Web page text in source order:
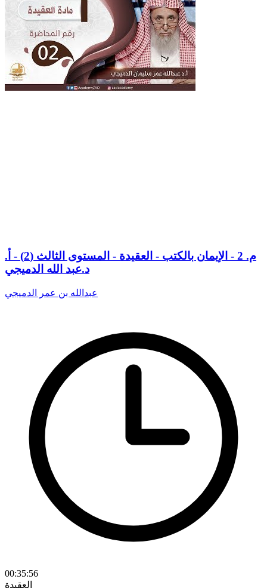
م. 2 - الإيمان بالكتب - العقيدة - المستوى الثالث (2) - أ.
د.عبد الله الدميجي
عبدالله بن عمر الدميجي
00:35:56
العقيدة